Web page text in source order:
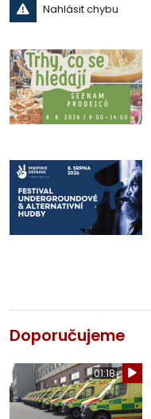
Nahlásit chybu
Doporučujeme
01:18